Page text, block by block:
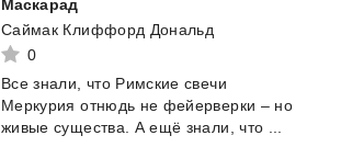
Маскарад
Саймак Клиффорд Дональд
0
Все знали, что Римские свечи
Меркурия отнюдь не фейерверки – но
живые существа. А ещё знали, что